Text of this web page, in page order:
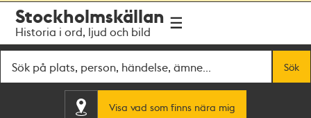
navigationen
huvudinnehållet
Stockholmskällan
Historia i ord, ljud och bild
Sök
Visa vad som finns nära mig